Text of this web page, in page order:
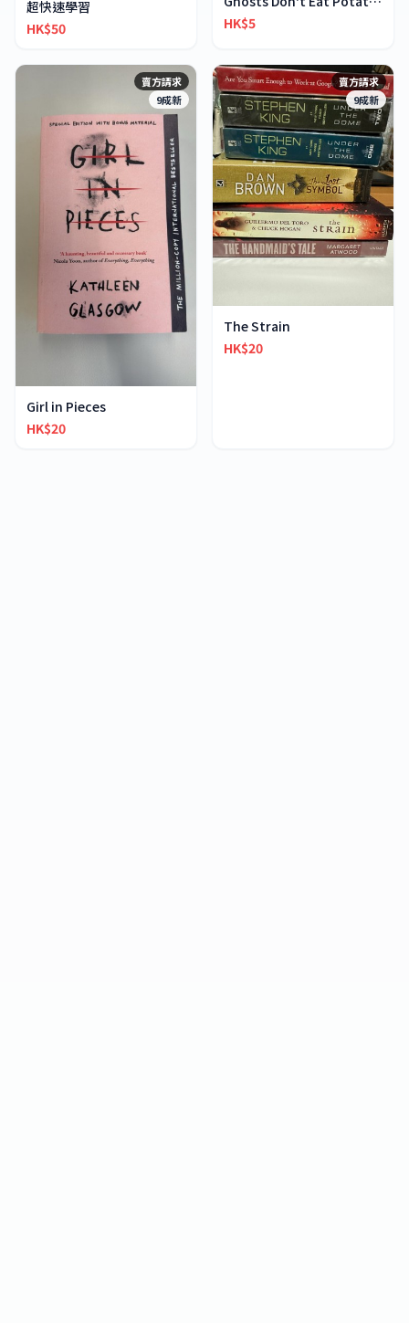
超快速學習
HK$50
HK$5
賣方請求
9成新
Girl in Pieces
HK$20
賣方請求
9成新
The Strain
HK$20